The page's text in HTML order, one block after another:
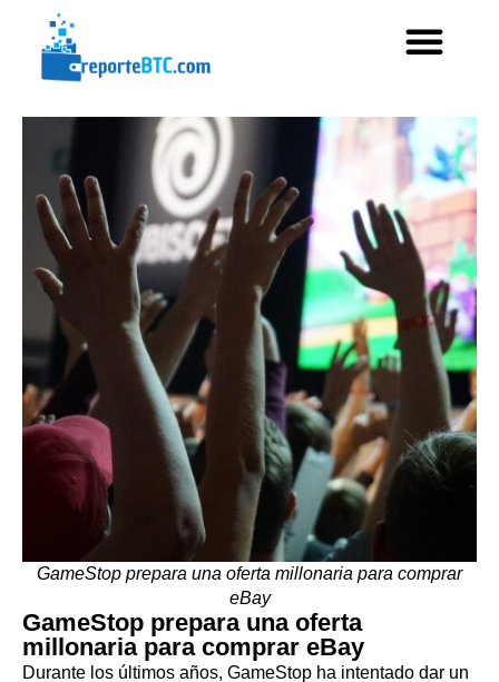
GameStop prepara una oferta millonaria para comprar
eBay
GameStop prepara una oferta
millonaria para comprar eBay
Durante los últimos años, GameStop ha intentado dar un